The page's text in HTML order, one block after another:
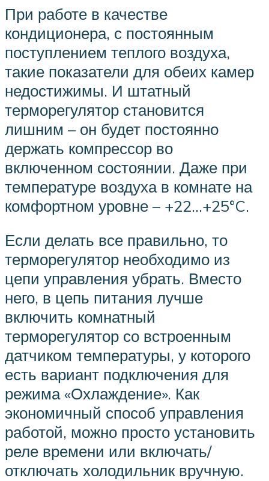
При работе в качестве
кондиционера, с постоянным
поступлением теплого воздуха,
такие показатели для обеих камер
недостижимы. И штатный
терморегулятор становится
лишним – он будет постоянно
держать компрессор во
включенном состоянии. Даже при
температуре воздуха в комнате на
комфортном уровне – +22…+25°C.
Если делать все правильно, то
терморегулятор необходимо из
цепи управления убрать. Вместо
него, в цепь питания лучше
включить комнатный
терморегулятор со встроенным
датчиком температуры, у которого
есть вариант подключения для
режима «Охлаждение». Как
экономичный способ управления
работой, можно просто установить
реле времени или включать/
отключать холодильник вручную.